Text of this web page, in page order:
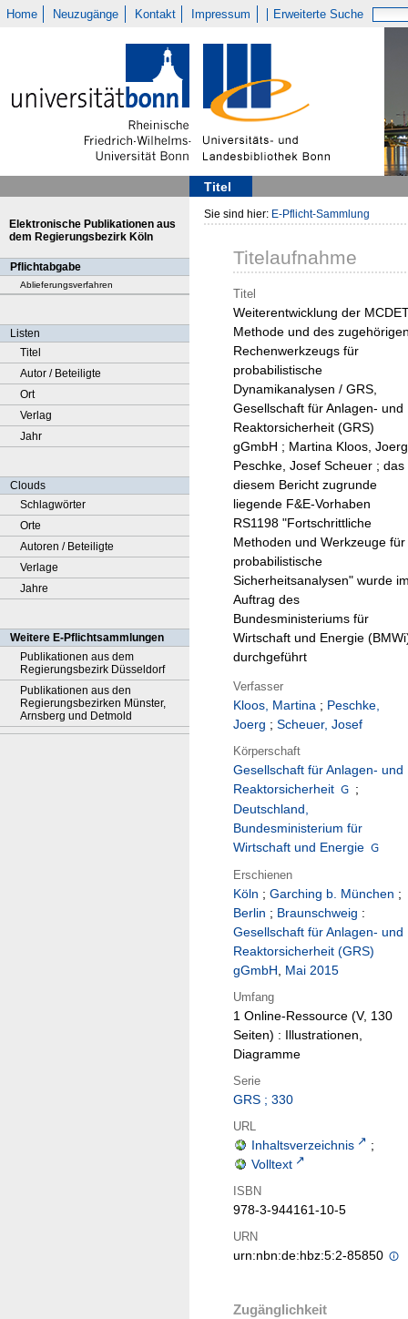
Home Neuzugänge Kontakt Impressum Erweiterte Suche
Titel
Elektronische Publikationen aus
dem Regierungsbezirk Köln
Pflichtabgabe
Ablieferungsverfahren
Listen
Titel
Autor / Beteiligte
Ort
Verlag
Jahr
Clouds
Schlagwörter
Orte
Autoren / Beteiligte
Verlage
Jahre
Weitere E-Pflichtsammlungen
Publikationen aus dem
Regierungsbezirk Düsseldorf
Publikationen aus den
Regierungsbezirken Münster,
Arnsberg und Detmold
Sie sind hier: E-Pflicht-Sammlung
Titelaufnahme
Titel
Weiterentwicklung der
Methode und des
Rechenwerkzeugs für
probabilistische
Dynamikanalysen / GRS,
Gesellschaft für Anlagen- und
Reaktorsicherheit (GRS)
gGmbH ; Martina Kloos, Joerg
Peschke, Josef Scheuer ; das
diesem Bericht zugrunde
liegende F&E-Vorhaben
RS1198 "Fortschrittliche
Methoden und Werkzeuge für
probabilistische
Sicherheitsanalysen" wurde
Auftrag des
Bundesministeriums für
Wirtschaft und Energie
durchgeführt
Verfasser
Kloos, Martina ; Peschke,
Joerg ; Scheuer, Josef
Körperschaft
Gesellschaft für Anlagen- und
Reaktorsicherheit
;
Deutschland,
Bundesministerium für
Wirtschaft und Energie
Erschienen
Köln ; Garching b. München ;
Berlin ; Braunschweig :
Gesellschaft für Anlagen- und
Reaktorsicherheit (GRS)
gGmbH, Mai 2015
Umfang
1 Online-Ressource (V, 130
Seiten) : Illustrationen,
Diagramme
Serie
GRS ; 330
URL
Inhaltsverzeichnis
;
Volltext
ISBN
978-3-944161-10-5
URN
urn:nbn:de:hbz:5:2-85850
Zugänglichkeit